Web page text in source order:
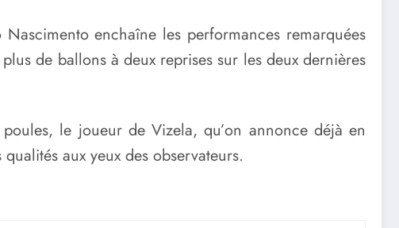
enchaîne les performances remarquées
de ballons à deux reprises sur les deux dernières
le joueur de Vizela, qu’on annonce déjà en
aux yeux des observateurs.